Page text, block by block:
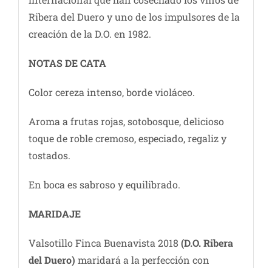
Ribera del Duero y uno de los impulsores de la
creación de la D.O. en 1982.
NOTAS DE CATA
Color cereza intenso, borde violáceo.
Aroma a frutas rojas, sotobosque, delicioso
toque de roble cremoso, especiado, regaliz y
tostados.
En boca es sabroso y equilibrado.
MARIDAJE
Valsotillo Finca Buenavista 2018 (D.O. Ribera
del Duero) maridará a la perfección con